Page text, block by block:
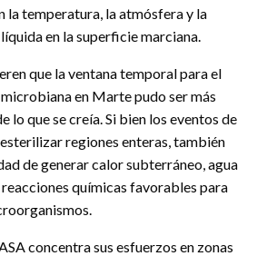
la temperatura, la atmósfera y la
en la superficie marciana.
que la ventana temporal para el
en Marte pudo ser más
lo que se creía. Si bien los eventos de
regiones enteras, también
de generar calor subterráneo, agua
químicas favorables para
concentra sus esfuerzos en zonas